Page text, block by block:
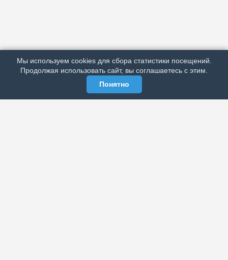
РЕКЛАМА У НАС
МЫ В СОЦСЕТЯХ
Мы используем cookies для сбора статистики посещений.
Продолжая использовать сайт, вы соглашаетесь с этим.
Понятно